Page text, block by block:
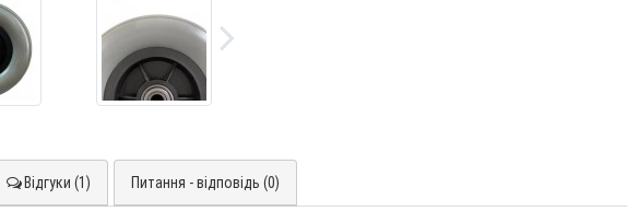
Відгуки (1) Питання - відповідь (0)